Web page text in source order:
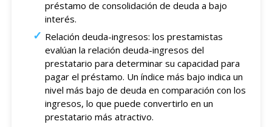
préstamo de consolidación de deuda a bajo
interés.
Relación deuda-ingresos: los prestamistas
evalúan la relación deuda-ingresos del
prestatario para determinar su capacidad para
pagar el préstamo. Un índice más bajo indica un
nivel más bajo de deuda en comparación con los
ingresos, lo que puede convertirlo en un
prestatario más atractivo.